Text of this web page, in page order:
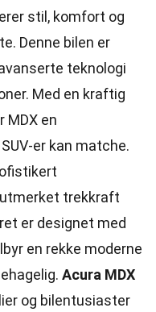
stil, komfort og
Denne bilen er
teknologi
Med en kraftig
MDX en
er kan matche.
trekkraft
er designet med
en rekke moderne
Acura MDX
og bilentusiaster